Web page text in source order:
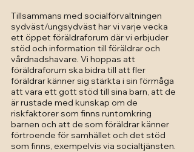
Tillsammans med socialförvaltningen
sydväst/ungsydväst har vi varje vecka
ett öppet föräldraforum där vi erbjuder
stöd och information till föräldrar och
vårdnadshavare. Vi hoppas att
föräldraforum ska bidra till att fler
föräldrar känner sig stärkta i sin förmåga
att vara ett gott stöd till sina barn, att de
är rustade med kunskap om de
riskfaktorer som finns runtomkring
barnen och att de som föräldrar känner
förtroende för samhället och det stöd
som finns, exempelvis via socialtjänsten.